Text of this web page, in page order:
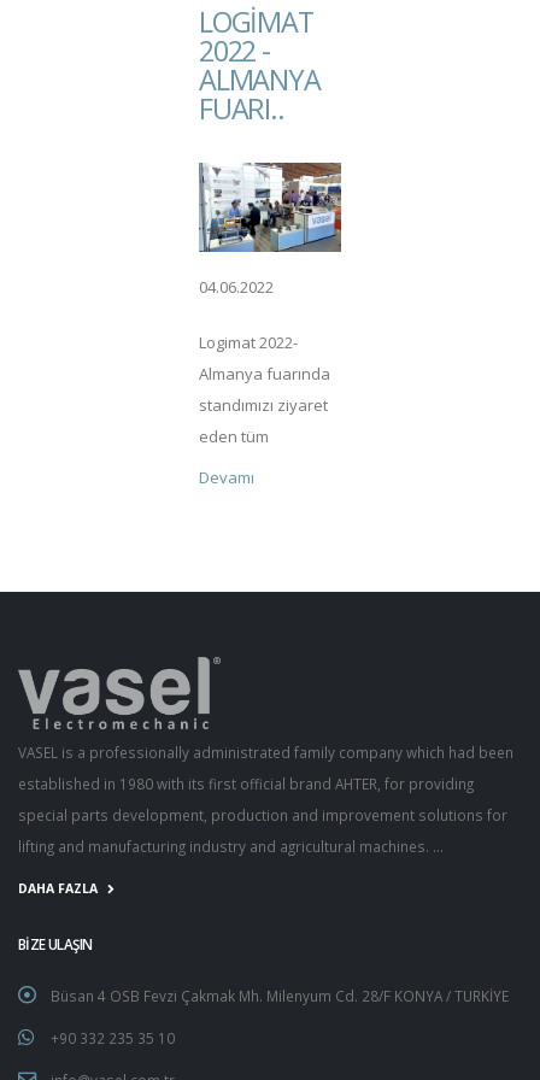
LOGIMAT
2022 -
ALMANYA
FUARI..
04.06.2022
Logimat 2022-
Almanya fuarında
standımızı ziyaret
eden tüm
ziyaretcilerimize
Devamı
VASEL is a professionally administrated family company which had been
established in 1980 with its first official brand AHTER, for providing
special parts development, production and improvement solutions for
lifting and manufacturing industry and agricultural machines. ...
DAHA FAZLA
BİZE ULAŞIN
Büsan 4 OSB Fevzi Çakmak Mh. Milenyum Cd. 28/F KONYA / TURKİYE
+90 332 235 35 10